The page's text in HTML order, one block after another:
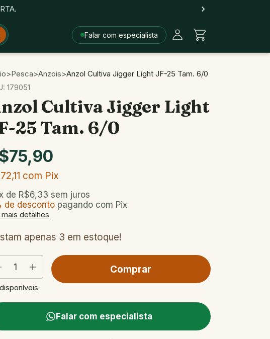
Falar com especialista
>Pesca>Anzois>Anzol Cultiva Jigger Light JF-25 Tam. 6/0
179051
Cultiva Jigger Light
25 Tam. 6/0
com Pix
de R$6,33 sem juros
de descontopagando com Pix
mais detalhes
apenas 3 em estoque!
disponíveis
Falar com especialista